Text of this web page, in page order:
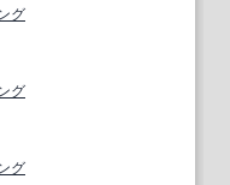
グ
グ
グ